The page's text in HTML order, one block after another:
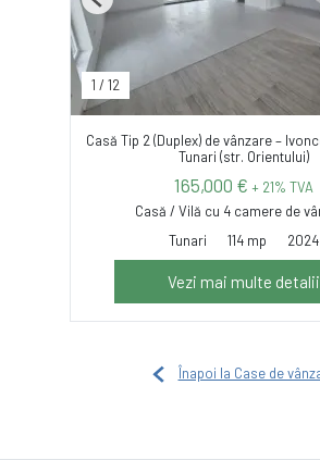
1 / 12
Previous
Casă Tip 2 (Duplex) de vânzare –
Tunari (str. Orientului)
165,000 € + 21% TVA
Casă / Vilă cu 4 camere de
Tunari
114 mp 2024
Vezi mai multe detalii
Înapoi la Case de